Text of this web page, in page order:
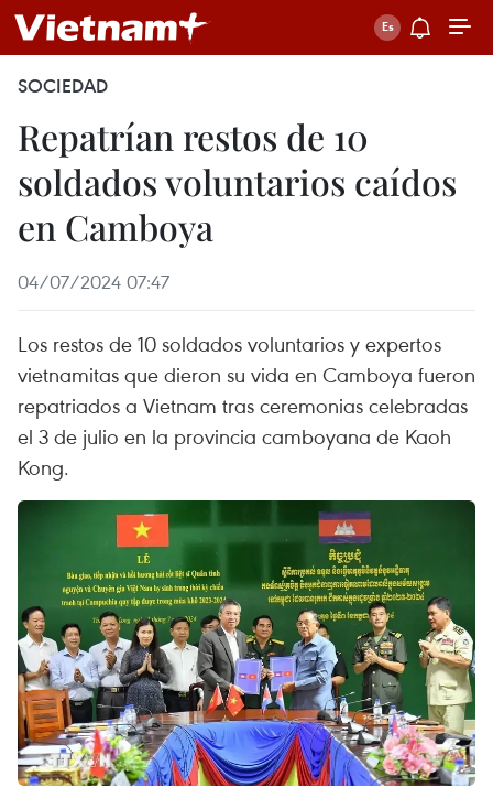
SOCIEDAD
Repatrían restos de 10
soldados voluntarios caídos
en Camboya
04/07/2024 07:47
Los restos de 10 soldados voluntarios y expertos
vietnamitas que dieron su vida en Camboya fueron
repatriados a Vietnam tras ceremonias celebradas
el 3 de julio en la provincia camboyana de Kaoh
Kong.